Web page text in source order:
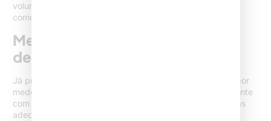
volume de leads, custo por clique e taxas de conversão,
como demonstram os
Mensuração: como tomar
decisões baseadas em dados
Já presenciei escritórios hesitarem em investir no digital por
medo de não conseguirem medir resultados – especialmente
com as limitações éticas do setor. Porém, com ferramentas
adequadas e relatórios claros, é possível saber: